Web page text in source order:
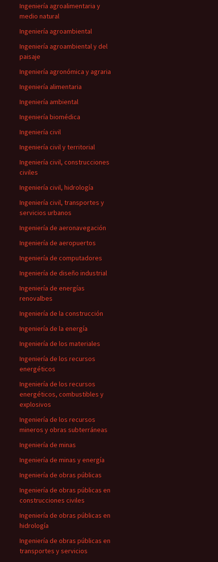
Ingeniería agroalimentaria y
medio natural
Ingeniería agroambiental
Ingeniería agroambiental y del
paisaje
Ingeniería agronómica y agraria
Ingeniería alimentaria
Ingeniería ambiental
Ingeniería biomédica
Ingeniería civil
Ingeniería civil y territorial
Ingeniería civil, construcciones
civiles
Ingeniería civil, hidrología
Ingeniería civil, transportes y
servicios urbanos
Ingeniería de aeronavegación
Ingeniería de aeropuertos
Ingeniería de computadores
Ingeniería de diseño industrial
Ingeniería de energías
renovalbes
Ingeniería de la construcción
Ingeniería de la energía
Ingeniería de los materiales
Ingeniería de los recursos
energéticos
Ingeniería de los recursos
energéticos, combustibles y
explosivos
Ingeniería de los recursos
mineros y obras subterráneas
Ingeniería de minas
Ingeniería de minas y energía
Ingeniería de obras públicas
Ingeniería de obras públicas en
construcciones civiles
Ingeniería de obras públicas en
hidrología
Ingeniería de obras públicas en
transportes y servicios